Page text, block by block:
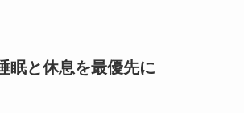
眠と休息を最優先に